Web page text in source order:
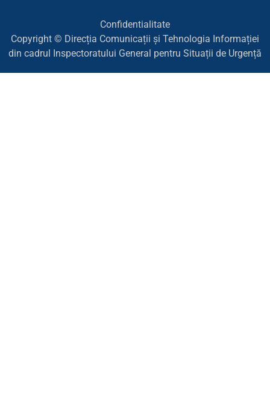
Confidentialitate
Copyright © Direcția Comunicații și Tehnologia Informației
din cadrul Inspectoratului General pentru Situații de Urgență